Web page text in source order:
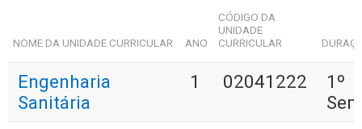
NOME DA UNIDADE CURRICULAR ANO
CÓDIGO DA
UNIDADE
CURRICULAR
Engenharia
Sanitária
1 02041222
1º